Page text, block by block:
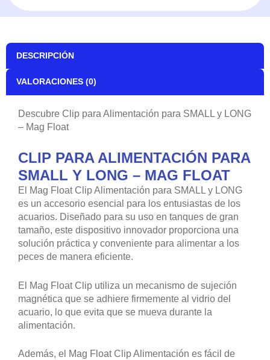
SMALL
LONG
-
Float
cantidad
DESCRIPCIÓN
VALORACIONES (0)
Descubre Clip para Alimentación para SMALL y LONG
– Mag Float
CLIP PARA ALIMENTACIÓN PARA
SMALL Y LONG – MAG FLOAT
El Mag Float Clip Alimentación para SMALL y LONG
es un accesorio esencial para los entusiastas de los
acuarios. Diseñado para su uso en tanques de gran
tamaño, este dispositivo innovador proporciona una
solución práctica y conveniente para alimentar a los
peces de manera eficiente.
El Mag Float Clip utiliza un mecanismo de sujeción
magnética que se adhiere firmemente al vidrio del
acuario, lo que evita que se mueva durante la
alimentación.
Además, el Mag Float Clip Alimentación es fácil de